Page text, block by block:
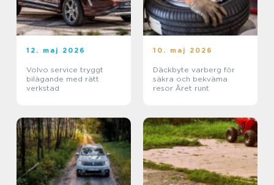
12. maj 2026
Volvo service tryggt
bilägande med rätt
verkstad
10. maj 2026
Däckbyte varberg för
säkra och bekväma
resor Året runt